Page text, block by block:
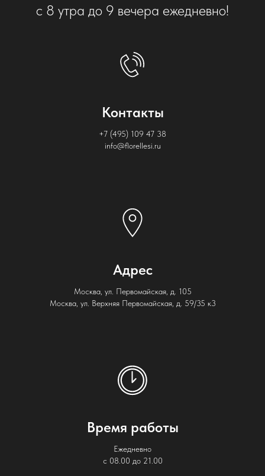
с 8 утра до 9 вечера ежедневно!
Контакты
+7 (495) 109 47 38
info@florellesi.ru
Адрес
Москва, ул. Первомайская, д. 105
Москва, ул. Верхняя Первомайская, д. 59/35 к3
Время работы
Ежедневно
с 08.00 до 21.00